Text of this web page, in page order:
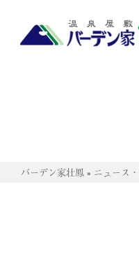
バーデン家壮鳳 » ニュース